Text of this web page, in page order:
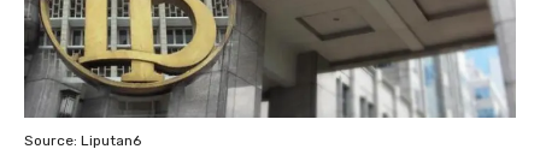
Source: Liputan6